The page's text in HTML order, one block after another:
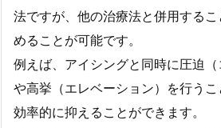
法ですが、他の治療法と併用する
めることが可能です。
例えば、アイシングと同時に圧迫（
や高挙（エレベーション）を行う
効率的に抑えることができます。